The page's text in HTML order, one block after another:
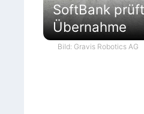
SoftBank
Übernahme
Bild: Gravis Robotics AG